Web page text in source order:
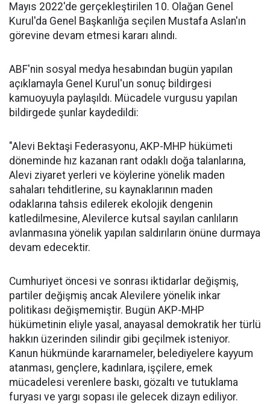
Mayıs 2022'de gerçekleştirilen 10. Olağan Genel
Kurul'da Genel Başkanlığa seçilen Mustafa Aslan'ın
görevine devam etmesi kararı alındı.
ABF'nin sosyal medya hesabından bugün yapılan
açıklamayla Genel Kurul'un sonuç bildirgesi
kamuoyuyla paylaşıldı. Mücadele vurgusu yapılan
bildirgede şunlar kaydedildi:
"Alevi Bektaşi Federasyonu, AKP-MHP hükümeti
döneminde hız kazanan rant odaklı doğa talanlarına,
Alevi ziyaret yerleri ve köylerine yönelik maden
sahaları tehditlerine, su kaynaklarının maden
odaklarına tahsis edilerek ekolojik dengenin
katledilmesine, Alevilerce kutsal sayılan canlıların
avlanmasına yönelik yapılan saldırıların önüne durmaya
devam edecektir.
Cumhuriyet öncesi ve sonrası iktidarlar değişmiş,
partiler değişmiş ancak Alevilere yönelik inkar
politikası değişmemiştir. Bugün AKP-MHP
hükümetinin eliyle yasal, anayasal demokratik her türlü
hakkın üzerinden silindir gibi geçilmek isteniyor.
Kanun hükmünde kararnameler, belediyelere kayyum
atanması, gençlere, kadınlara, işçilere, emek
mücadelesi verenlere baskı, gözaltı ve tutuklama
furyası ve yargı sopası ile gelecek dizayn ediliyor.